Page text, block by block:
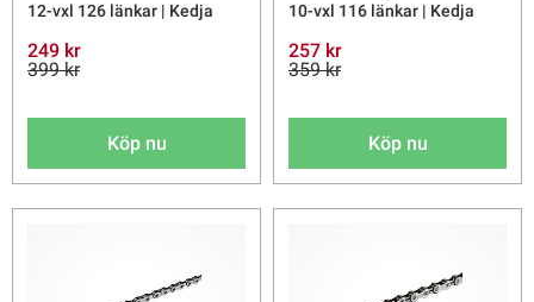
12-vxl 126 länkar | Kedja
249 kr
399 kr
Köp nu
10-vxl 116 länkar | Kedja
257 kr
359 kr
Köp nu